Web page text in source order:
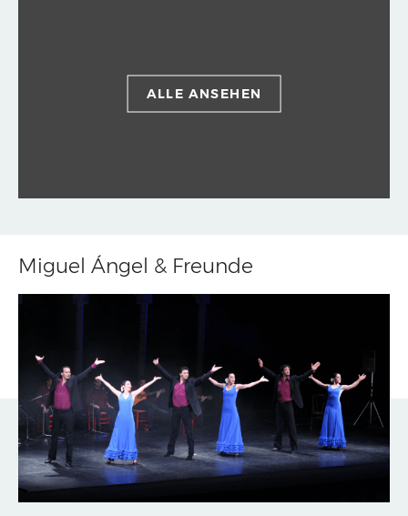
ALLE ANSEHEN
Miguel Ángel & Freunde